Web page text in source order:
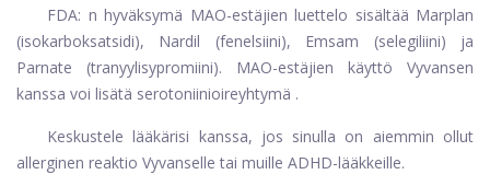
FDA: n hyväksymä MAO-estäjien luettelo sisältää Marplan
(isokarboksatsidi), Nardil (fenelsiini), Emsam (selegiliini) ja
Parnate (tranyylisypromiini). MAO-estäjien käyttö Vyvansen
kanssa voi lisätä serotoniinioireyhtymä .
Keskustele lääkärisi kanssa, jos sinulla on aiemmin ollut
allerginen reaktio Vyvanselle tai muille ADHD-lääkkeille.